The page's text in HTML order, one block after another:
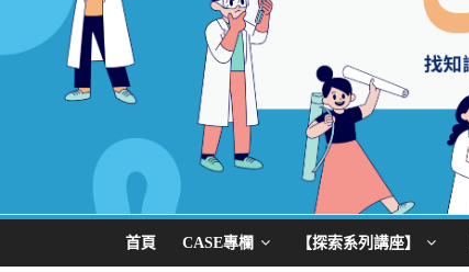
首頁 CASE專欄 【探索系列講座】